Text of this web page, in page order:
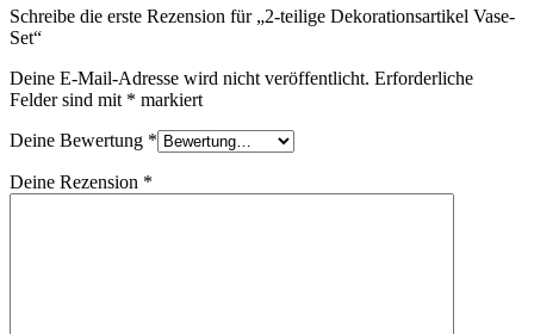
Schreibe die erste Rezension für „2-teilige Dekorationsartikel Vase-
Set“
Deine E-Mail-Adresse wird nicht veröffentlicht. Erforderliche
Felder sind mit * markiert
Deine Bewertung *
Deine Rezension *